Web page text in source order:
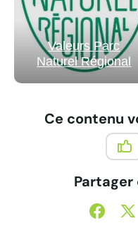
Valeurs Parc
Naturel Régional
Ce contenu